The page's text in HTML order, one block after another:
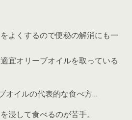
よくするので便秘の解消にも一
宜オリーブオイルを取っている
オイルの代表的な食べ方…
浸して食べるのが苦手。